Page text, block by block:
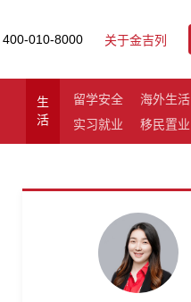
400-010-8000 关于金吉列
生
活
留学安全
海外生活
实习就业
移民置业